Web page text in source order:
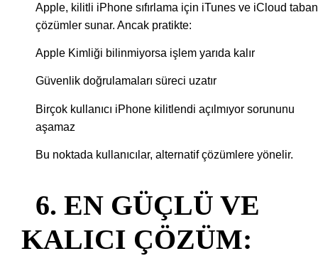
Apple, kilitli iPhone sıfırlama için iTunes ve iCloud
çözümler sunar. Ancak pratikte:
Apple Kimliği bilinmiyorsa işlem yarıda kalır
Güvenlik doğrulamaları süreci uzatır
Birçok kullanıcı iPhone kilitlendi açılmıyor sorununu
aşamaz
Bu noktada kullanıcılar, alternatif çözümlere yönelir.
6. EN GÜÇLÜ VE
KALICI ÇÖZÜM: